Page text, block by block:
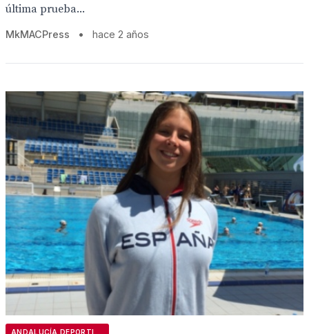
última prueba...
MkMACPress • hace 2 años